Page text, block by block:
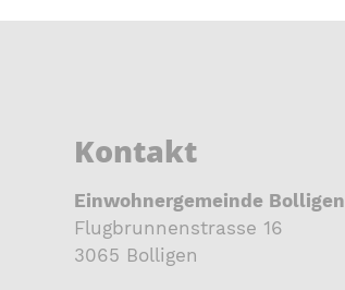
Kontakt
Einwohnergemeinde Bolligen
Flugbrunnenstrasse 16
3065 Bolligen